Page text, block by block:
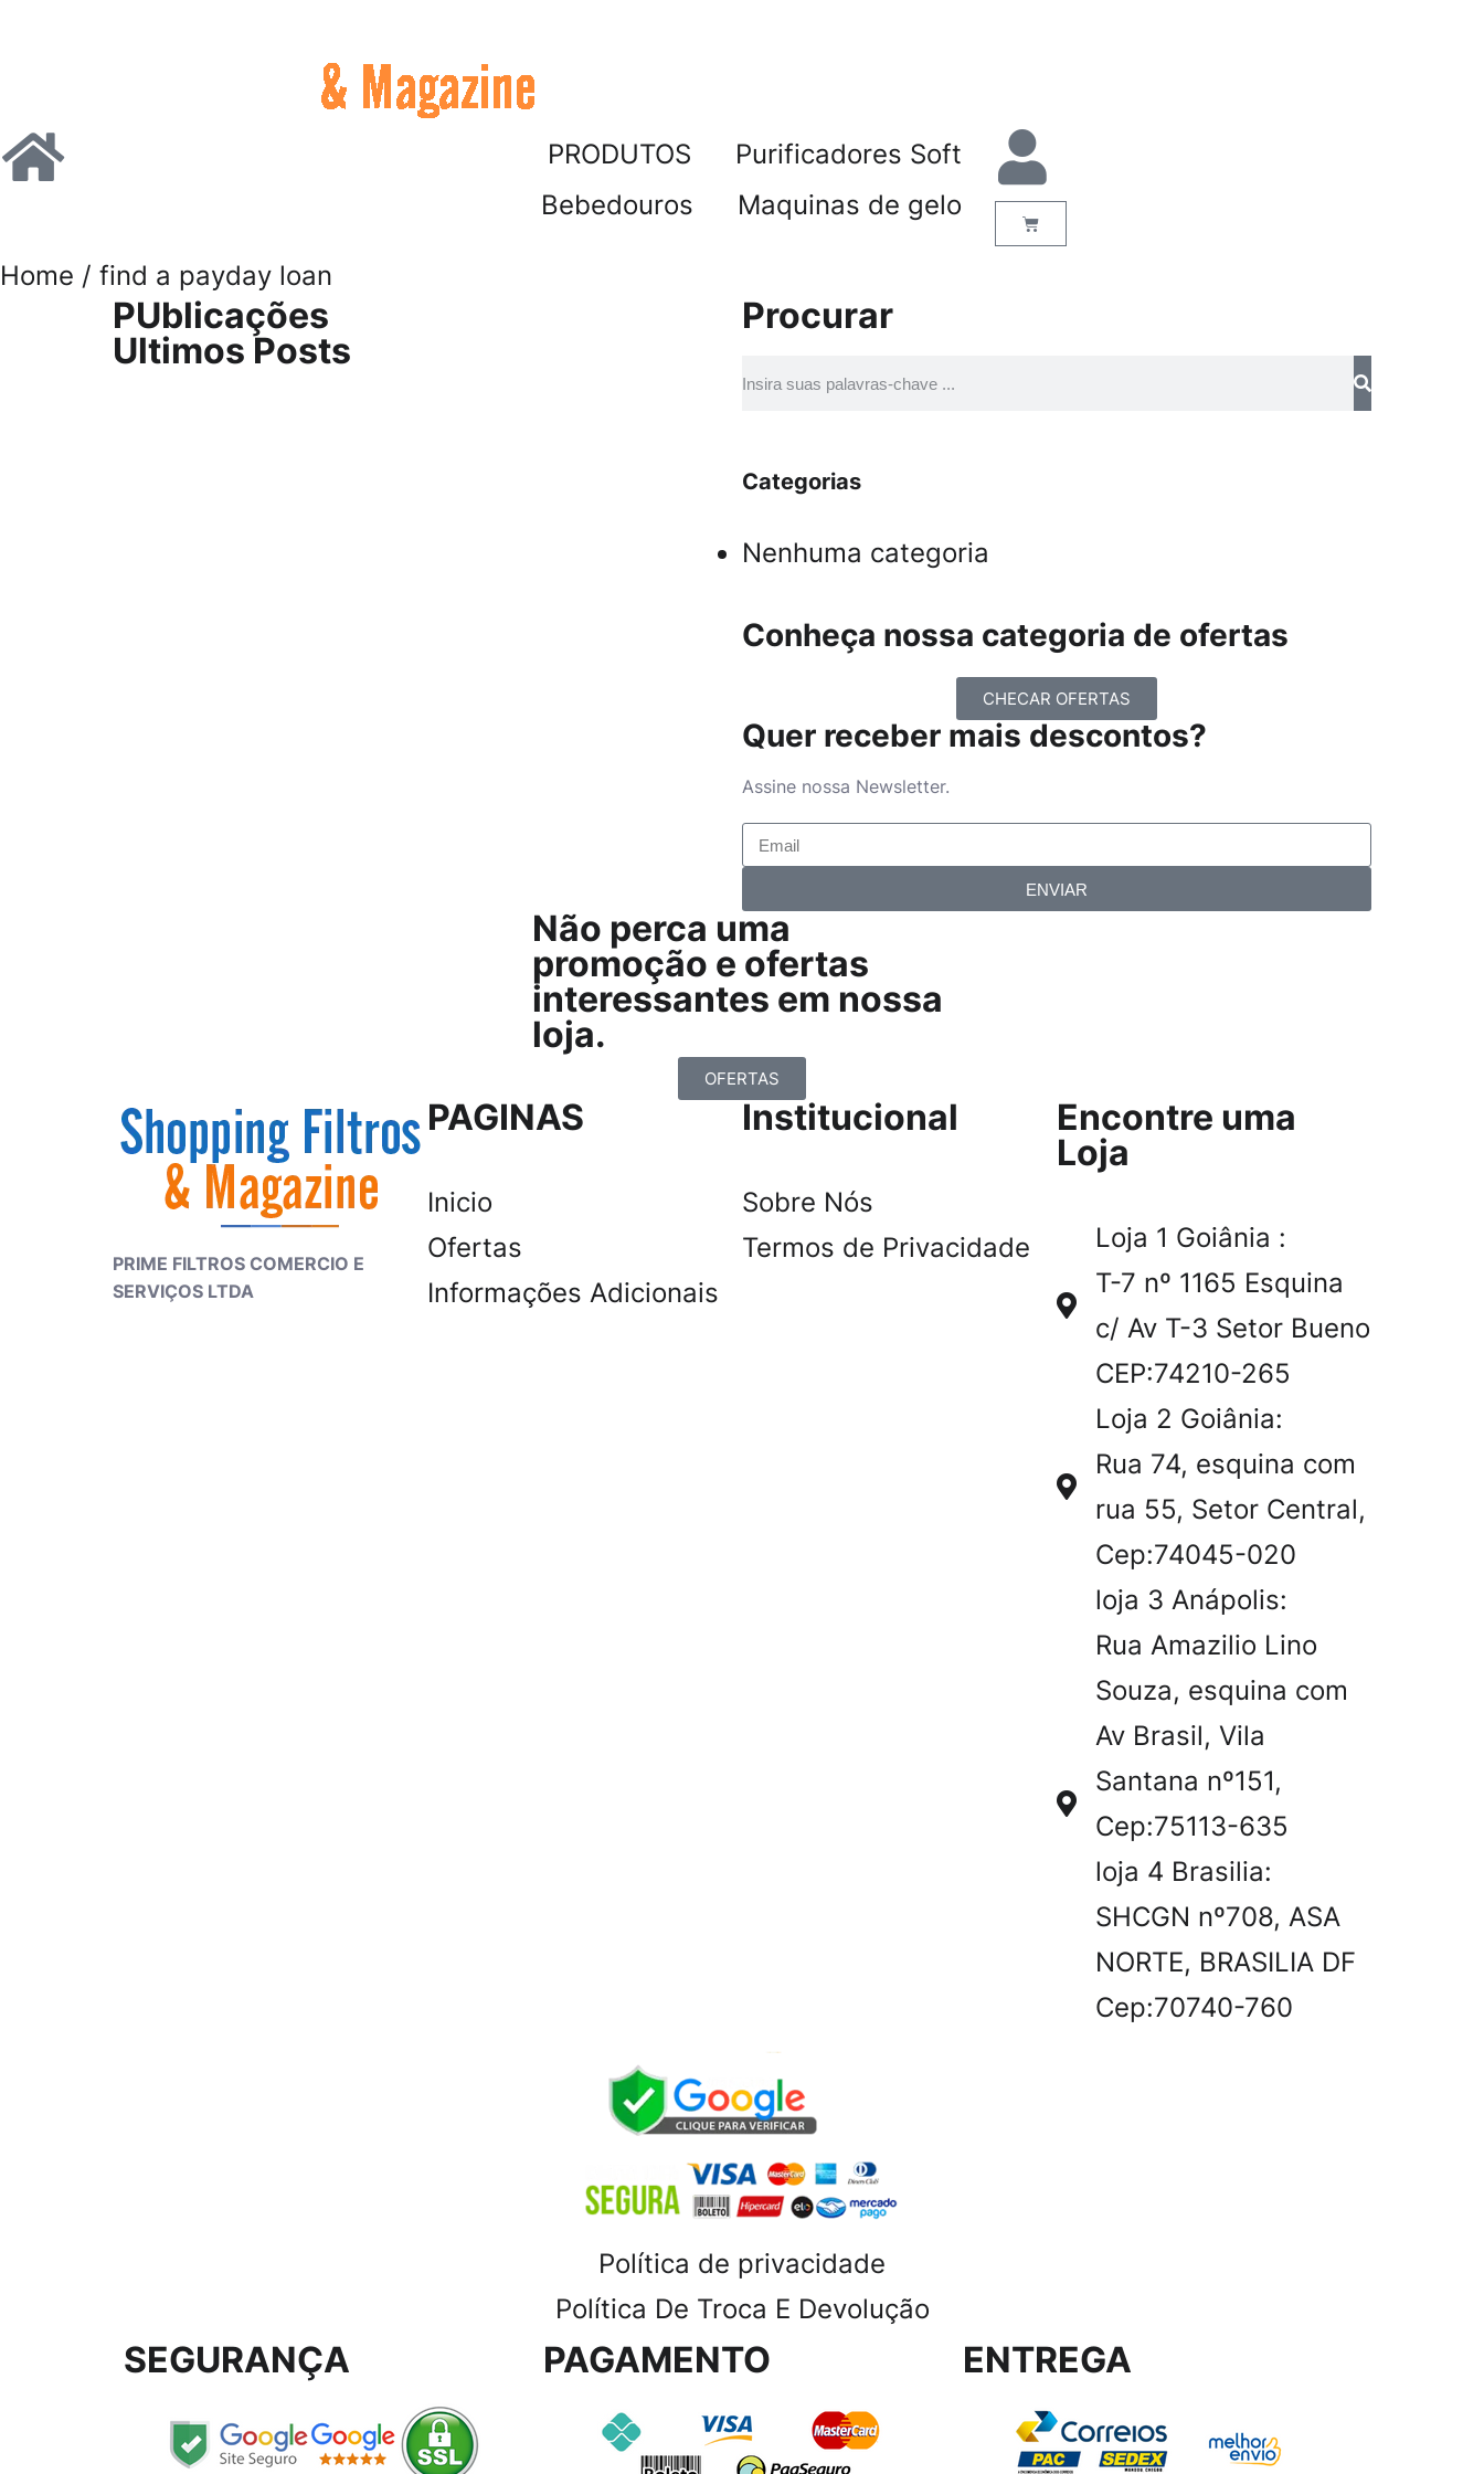
PRODUTOS
Purificadores Soft
Bebedouros
Maquinas de gelo
Home / find a payday loan
PUblicações
Ultimos Posts
Procurar
Categorias
Nenhuma categoria
Conheça nossa categoria de ofertas
CHECAR OFERTAS
Quer receber mais descontos?
Assine nossa Newsletter.
ENVIAR
Não perca uma
promoção e ofertas
interessantes em nossa
loja.
OFERTAS
PRIME FILTROS COMERCIO E
SERVIÇOS LTDA
PAGINAS
Inicio
Ofertas
Informações Adicionais
Institucional
Sobre Nós
Termos de Privacidade
Encontre uma
Loja
Loja 1 Goiânia :
T-7 nº 1165 Esquina
c/ Av T-3 Setor Bueno
CEP:74210-265
Loja 2 Goiânia:
Rua 74, esquina com
rua 55, Setor Central,
Cep:74045-020
loja 3 Anápolis:
Rua Amazilio Lino
Souza, esquina com
Av Brasil, Vila
Santana nº151,
Cep:75113-635
loja 4 Brasilia:
SHCGN nº708, ASA
NORTE, BRASILIA DF
Cep:70740-760
Política de privacidade
Política De Troca E Devolução
SEGURANÇA PAGAMENTO ENTREGA